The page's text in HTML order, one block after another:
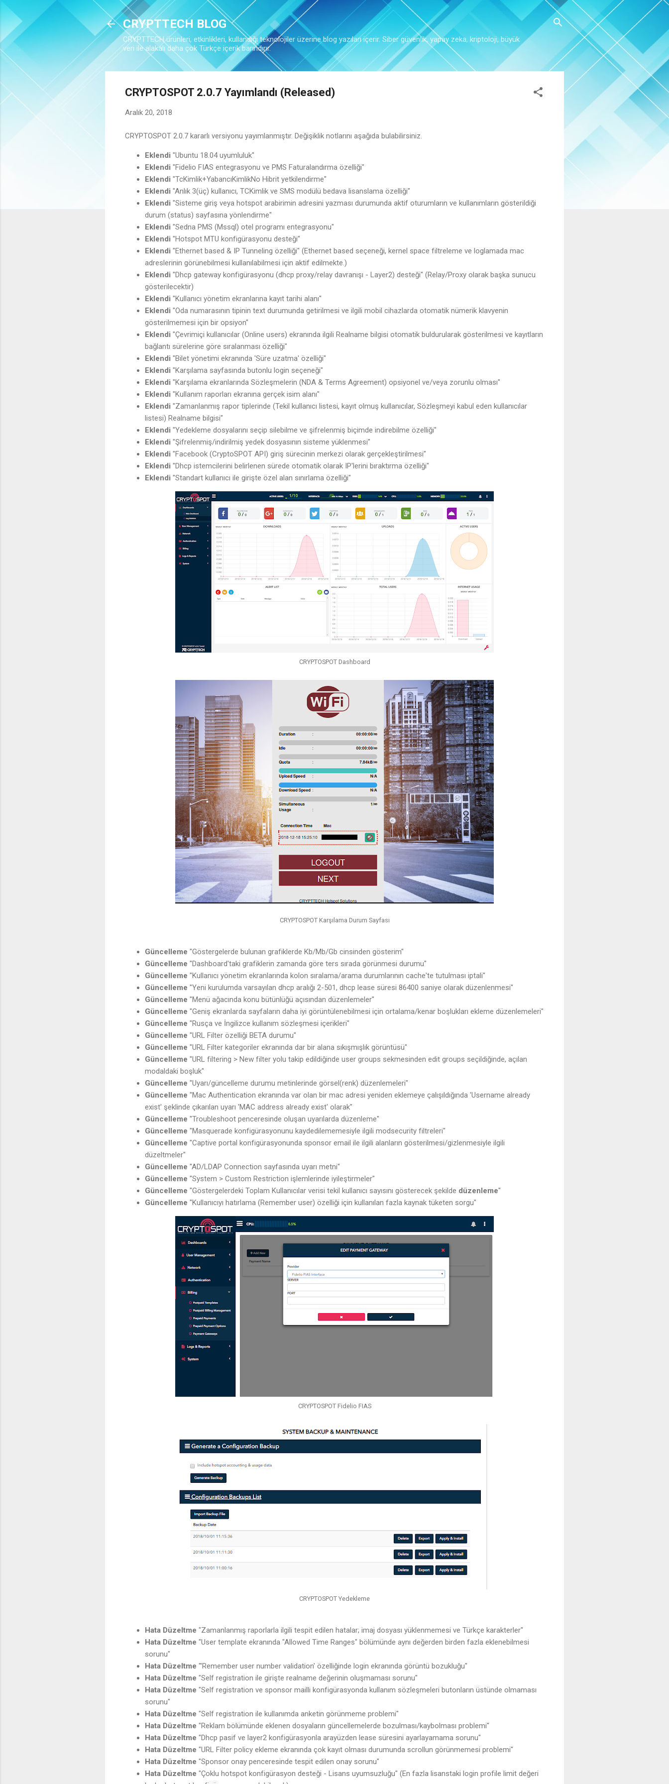
Ana içeriğe atla
CRYPTTECH BLOG
CRYPTTECH ürünleri, etkinlikleri, kullandığı teknolojiler üzerine blog yazıları içerir. Siber güvenlik, yapay zeka, kriptoloji, büyük
veri ile alakalı daha çok Türkçe içerik barındırır.
CRYPTOSPOT 2.0.7 Yayımlandı (Released)
Aralık 20, 2018
CRYPTOSPOT 2.0.7 kararlı versiyonu yayımlanmıştır. Değişiklik notlarını aşağıda bulabilirsiniz.
Eklendi "Ubuntu 18.04 uyumluluk"
Eklendi "Fidelio FIAS entegrasyonu ve PMS Faturalandırma özelliği"
Eklendi "TcKimlik+YabancıKimlikNo Hibrit yetkilendirme"
Eklendi "Anlık 3(üç) kullanıcı, TCKimlik ve SMS modülü bedava lisanslama özelliği"
Eklendi "Sisteme giriş veya hotspot arabirimin adresini yazması durumunda aktif oturumların ve kullanımların gösterildiği
durum (status) sayfasına yönlendirme"
Eklendi "Sedna PMS (Mssql) otel programı entegrasyonu"
Eklendi "Hotspot MTU konfigürasyonu desteği"
Eklendi "Ethernet based & IP Tunneling özelliği" (Ethernet based seçeneği, kernel space filtreleme ve loglamada mac
adreslerinin görünebilmesi kullanılabilmesi için aktif edilmekte.)
Eklendi "Dhcp gateway konfigürasyonu (dhcp proxy/relay davranışı - Layer2) desteği" (Relay/Proxy olarak başka sunucu
gösterilecektir)
Eklendi "Kullanıcı yönetim ekranlarına kayıt tarihi alanı"
Eklendi "Oda numarasının tipinin text durumunda getirilmesi ve ilgili mobil cihazlarda otomatik nümerik klavyenin
gösterilmemesi için bir opsiyon"
Eklendi "Çevrimiçi kullanıcılar (Online users) ekranında ilgili Realname bilgisi otomatik buldurularak gösterilmesi ve kayıtların
bağlantı sürelerine göre sıralanması özelliği"
Eklendi "Bilet yönetimi ekranında 'Süre uzatma' özelliği"
Eklendi "Karşılama sayfasında butonlu login seçeneği"
Eklendi "Karşılama ekranlarında Sözleşmelerin (NDA & Terms Agreement) opsiyonel ve/veya zorunlu olması"
Eklendi "Kullanım raporları ekranına gerçek isim alanı"
Eklendi "Zamanlanmış rapor tiplerinde (Tekil kullanıcı listesi, kayıt olmuş kullanıcılar, Sözleşmeyi kabul eden kullanıcılar
listesi) Realname bilgisi"
Eklendi "Yedekleme dosyalarını seçip silebilme ve şifrelenmiş biçimde indirebilme özelliği"
Eklendi "Şifrelenmiş/indirilmiş yedek dosyasının sisteme yüklenmesi"
Eklendi "Facebook (CryptoSPOT API) giriş sürecinin merkezi olarak gerçekleştirilmesi"
Eklendi "Dhcp istemcilerini belirlenen sürede otomatik olarak IP'lerini bıraktırma özelliği"
Eklendi "Standart kullanıcı ile girişte özel alan sınırlama özelliği"
CRYPTOSPOT Dashboard
CRYPTOSPOT Karşılama Durum Sayfası
Güncelleme "Göstergelerde bulunan grafiklerde Kb/Mb/Gb cinsinden gösterim"
Güncelleme "Dashboard'taki grafiklerin zamanda göre ters sırada görünmesi durumu"
Güncelleme "Kullanıcı yönetim ekranlarında kolon sıralama/arama durumlarının cache'te tutulması iptali"
Güncelleme "Yeni kurulumda varsayılan dhcp aralığı 2-501, dhcp lease süresi 86400 saniye olarak düzenlenmesi"
Güncelleme "Menü ağacında konu bütünlüğü açısından düzenlemeler"
Güncelleme "Geniş ekranlarda sayfaların daha iyi görüntülenebilmesi için ortalama/kenar boşlukları ekleme düzenlemeleri"
Güncelleme "Rusça ve İngilizce kullanım sözleşmesi içerikleri"
Güncelleme "URL Filter özelliği BETA durumu"
Güncelleme "URL Filter kategoriler ekranında dar bir alana sıkışmışlık görüntüsü"
Güncelleme "URL filtering > New filter yolu takip edildiğinde user groups sekmesinden edit groups seçildiğinde, açılan
modaldaki boşluk"
Güncelleme "Uyarı/güncelleme durumu metinlerinde görsel(renk) düzenlemeleri"
Güncelleme "Mac Authentication ekranında var olan bir mac adresi yeniden eklemeye çalışıldığında 'Username already
exist' şeklinde çıkarılan uyarı 'MAC address already exist' olarak"
Güncelleme "Troubleshoot penceresinde oluşan uyarılarda düzenleme"
Güncelleme "Masquerade konfigürasyonunu kaydedilememesiyle ilgili modsecurity filtreleri"
Güncelleme "Captive portal konfigürasyonunda sponsor email ile ilgili alanların gösterilmesi/gizlenmesiyle ilgili
düzeltmeler"
Güncelleme "AD/LDAP Connection sayfasında uyarı metni"
Güncelleme "System > Custom Restriction işlemlerinde iyileştirmeler"
Güncelleme "Göstergelerdeki Toplam Kullanıcılar verisi tekil kullanıcı sayısını gösterecek şekilde düzenleme"
Güncelleme "Kullanıcıyı hatırlama (Remember user) özelliği için kullanılan fazla kaynak tüketen sorgu"
CRYPTOSPOT Fidelio FIAS
CRYPTOSPOT Yedekleme
Hata Düzeltme "Zamanlanmış raporlarla ilgili tespit edilen hatalar; imaj dosyası yüklenmemesi ve Türkçe karakterler"
Hata Düzeltme "User template ekranında "Allowed Time Ranges" bölümünde aynı değerden birden fazla eklenebilmesi
sorunu"
Hata Düzeltme "'Remember user number validation' özelliğinde login ekranında görüntü bozukluğu"
Hata Düzeltme "Self registration ile girişte realname değerinin oluşmaması sorunu"
Hata Düzeltme "Self registration ve sponsor mailli konfigürasyonda kullanım sözleşmeleri butonların üstünde olmaması
sorunu"
Hata Düzeltme "Self registration ile kullanımda anketin görünmeme problemi"
Hata Düzeltme "Reklam bölümünde eklenen dosyaların güncellemelerde bozulması/kaybolması problemi"
Hata Düzeltme "Dhcp pasif ve layer2 konfigürasyonla arayüzden lease süresini ayarlayamama sorunu"
Hata Düzeltme "URL Filter policy ekleme ekranında çok kayıt olması durumunda scrollun görünmemesi problemi"
Hata Düzeltme "Sponsor onay penceresinde tespit edilen onay sorunu"
Hata Düzeltme "Çoklu hotspot konfigürasyon desteği - Lisans uyumsuzluğu" (En fazla lisanstaki login profile limit değeri